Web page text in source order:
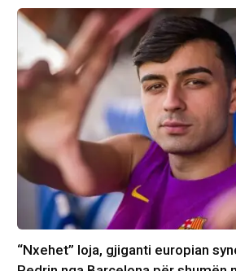
“Nxehet” loja, gjiganti europian